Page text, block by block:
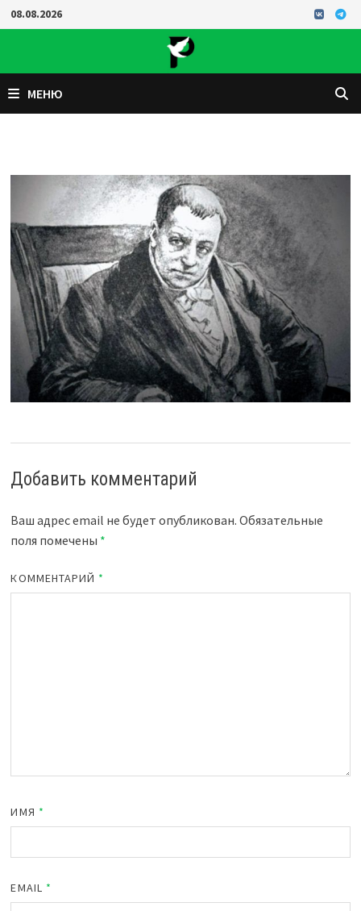
Перейти
к
08.08.2026
МЕНЮ
Добавить комментарий
Ваш адрес email не будет опубликован. Обязательные
поля помечены *
КОММЕНТАРИЙ *
ИМЯ *
EMAIL *